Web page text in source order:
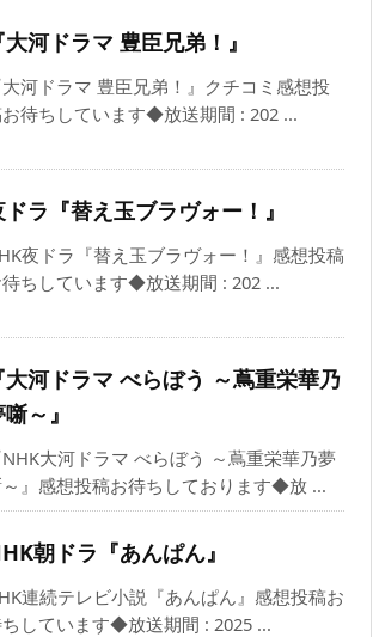
大河ドラマ 豊臣兄弟！』
大河ドラマ 豊臣兄弟！』クチコミ感想投
待ちしています◆放送期間 : 202 ...
ドラ『替え玉ブラヴォー！』
夜ドラ『替え玉ブラヴォー！』感想投稿
ちしています◆放送期間 : 202 ...
大河ドラマ べらぼう ～蔦重栄華乃
～』
NHK大河ドラマ べらぼう ～蔦重栄華乃夢
』感想投稿お待ちしております◆放 ...
朝ドラ『あんぱん』
連続テレビ小説『あんぱん』感想投稿お
しています◆放送期間 : 2025 ...